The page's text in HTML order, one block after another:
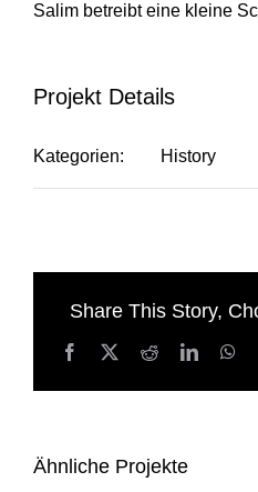
Salim betreibt eine kleine
Projekt Details
Kategorien: History
Share This Story,
Facebook
X RedditLinkedIn
Ähnliche Projekte